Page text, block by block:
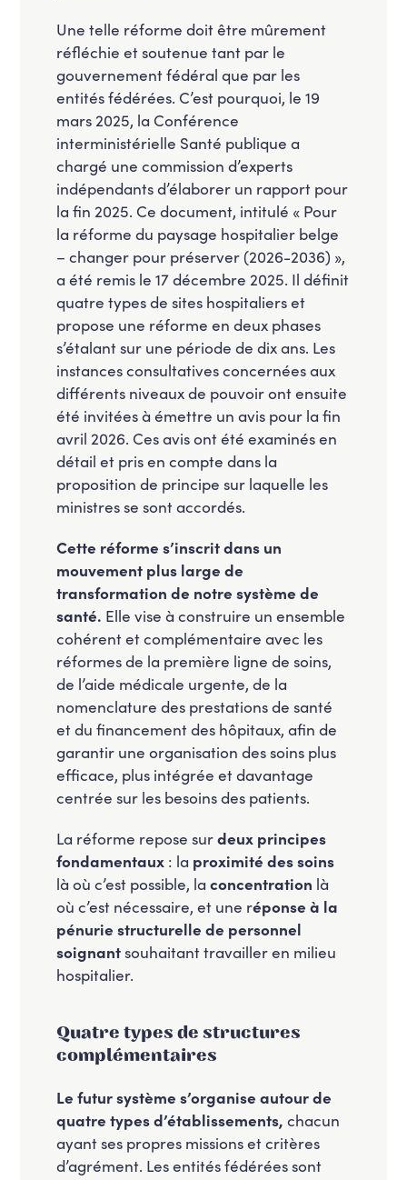
Une telle réforme doit être mûrement
réfléchie et soutenue tant par le
gouvernement fédéral que par les
entités fédérées. C’est pourquoi, le 19
mars 2025, la Conférence
interministérielle Santé publique a
chargé une commission d’experts
indépendants d’élaborer un rapport pour
la fin 2025. Ce document, intitulé « Pour
la réforme du paysage hospitalier belge
– changer pour préserver (2026-2036) »,
a été remis le 17 décembre 2025. Il définit
quatre types de sites hospitaliers et
propose une réforme en deux phases
s’étalant sur une période de dix ans. Les
instances consultatives concernées aux
différents niveaux de pouvoir ont ensuite
été invitées à émettre un avis pour la fin
avril 2026. Ces avis ont été examinés en
détail et pris en compte dans la
proposition de principe sur laquelle les
ministres se sont accordés.
Cette réforme s’inscrit dans un
mouvement plus large de
transformation de notre système de
santé. Elle vise à construire un ensemble
cohérent et complémentaire avec les
réformes de la première ligne de soins,
de l’aide médicale urgente, de la
nomenclature des prestations de santé
et du financement des hôpitaux, afin de
garantir une organisation des soins plus
efficace, plus intégrée et davantage
centrée sur les besoins des patients.
La réforme repose surdeux principes
fondamentaux : la proximité des soins
là où c’est possible, laconcentration là
où c’est nécessaire, et une réponse à la
pénurie structurelle de personnel
soignantsouhaitant travailler en milieu
hospitalier.
Quatre types de structures
complémentaires
Le futur système s’organise autour de
quatre types d’établissements, chacun
ayant ses propres missions et critères
d’agrément. Les entités fédérées sont